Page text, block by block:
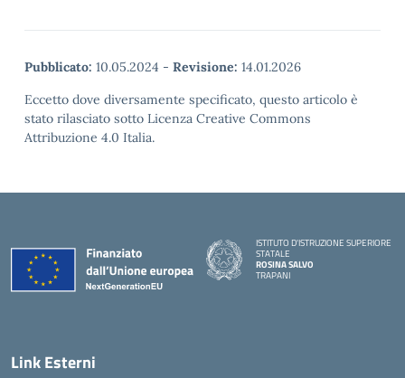
Pubblicato: 10.05.2024 - Revisione: 14.01.2026
Eccetto dove diversamente specificato, questo articolo è
stato rilasciato sotto Licenza Creative Commons
Attribuzione 4.0 Italia.
ISTITUTO D'ISTRUZIONE SUPERIORE
STATALE
ROSINA SALVO
TRAPANI
Link Esterni